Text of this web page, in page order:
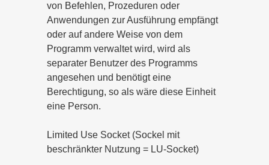
von Befehlen, Prozeduren oder
Anwendungen zur Ausführung empfängt
oder auf andere Weise von dem
Programm verwaltet wird, wird als
separater Benutzer des Programms
angesehen und benötigt eine
Berechtigung, so als wäre diese Einheit
eine Person.
Limited Use Socket (Sockel mit
beschränkter Nutzung = LU-Socket)